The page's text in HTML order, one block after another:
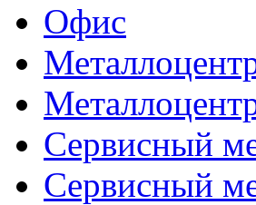
Офис
Сервисный
Сервисный